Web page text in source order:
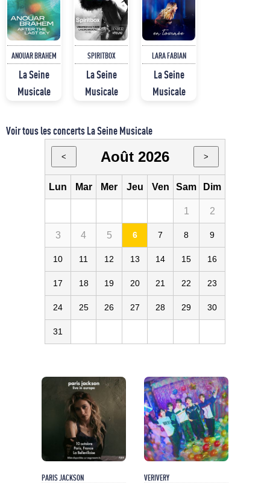
ANOUAR BRAHEM
La Seine
Musicale
SPIRITBOX
La Seine
Musicale
LARA FABIAN
La Seine
Musicale
Voir tous les concerts La Seine Musicale
< Août 2026 >
Lun Mar Mer Jeu Ven Sam Dim
1 2
3 4 5 6 7 8 9
10 11 12 13 14 15 16
17 18 19 20 21 22 23
24 25 26 27 28 29 30
31
PARIS JACKSON
VERIVERY